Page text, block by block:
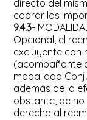
directo del
cobrar los
9.4.3-
Opcional, el
excluyente con
(acompañante
modalidad
además de la
obstante, de
derecho al